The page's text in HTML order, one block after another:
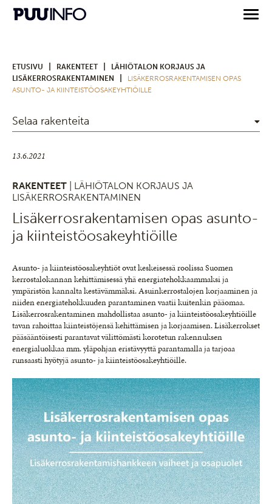
ETUSIVU RAKENTEET
LÄHIÖTALON KORJAUS JA
LISÄKERROSRAKENTAMINEN
LISÄKERROSRAKENTAMISEN OPAS
ASUNTO- JA KIINTEISTÖOSAKEYHTIÖILLE
Selaa rakenteita
13.6.2021
RAKENTEET
| LÄHIÖTALON KORJAUS JA
LISÄKERROSRAKENTAMINEN
Lisäkerrosrakentamisen opas asunto-
ja kiinteistöosakeyhtiöille
Asunto- ja kiinteistöosakeyhtiöt ovat keskeisessä roolissa Suomen
kerrostalokannan kehittämisessä yhä energiatehokkaammaksi ja
ympäristön kannalta kestävämmäksi. Asuinkerrostalojen korjaaminen ja
niiden energiatehokkuuden parantaminen vaatii kuitenkin pääomaa.
Lisäkerrosrakentaminen mahdol­listaa asunto- ja kiinteistöosakeyhtiöille
tavan rahoittaa kiinteistöjensä kehittämisen ja korjaamisen. Lisäkerrokset
pääsääntöisesti parantavat välittömästi korotetun rakennuksen
energialuokkaa mm. yläpohjan eristävyyttä paranta­malla ja tarjoaa
runsaasti hyötyjä asunto- ja kiinteistöosakeyhtiöille.